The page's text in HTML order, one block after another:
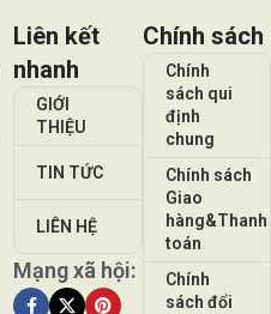
Liên kết
nhanh
GIỚI
THIỆU
TIN TỨC
LIÊN HỆ
Mạng xã hội:
Chính sách
Chính
sách qui
định
chung
Chính sách
Giao
hàng&Thanh
toán
Chính
sách đổi